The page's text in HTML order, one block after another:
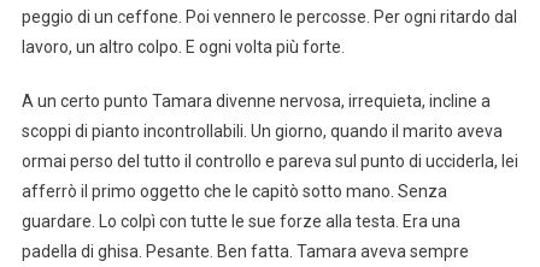
peggio di un ceffone. Poi vennero le percosse. Per ogni ritardo dal
lavoro, un altro colpo. E ogni volta più forte.
A un certo punto Tamara divenne nervosa, irrequieta, incline a
scoppi di pianto incontrollabili. Un giorno, quando il marito aveva
ormai perso del tutto il controllo e pareva sul punto di ucciderla, lei
afferrò il primo oggetto che le capitò sotto mano. Senza
guardare. Lo colpì con tutte le sue forze alla testa. Era una
padella di ghisa. Pesante. Ben fatta. Tamara aveva sempre